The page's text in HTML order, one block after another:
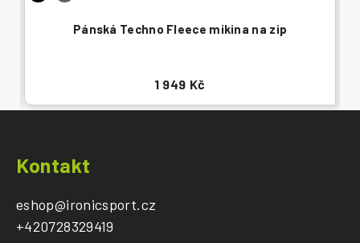
Pánská Techno Fleece mikina na zip
1 949 Kč
Kontakt
eshop@ironicsport.cz
+420728329419